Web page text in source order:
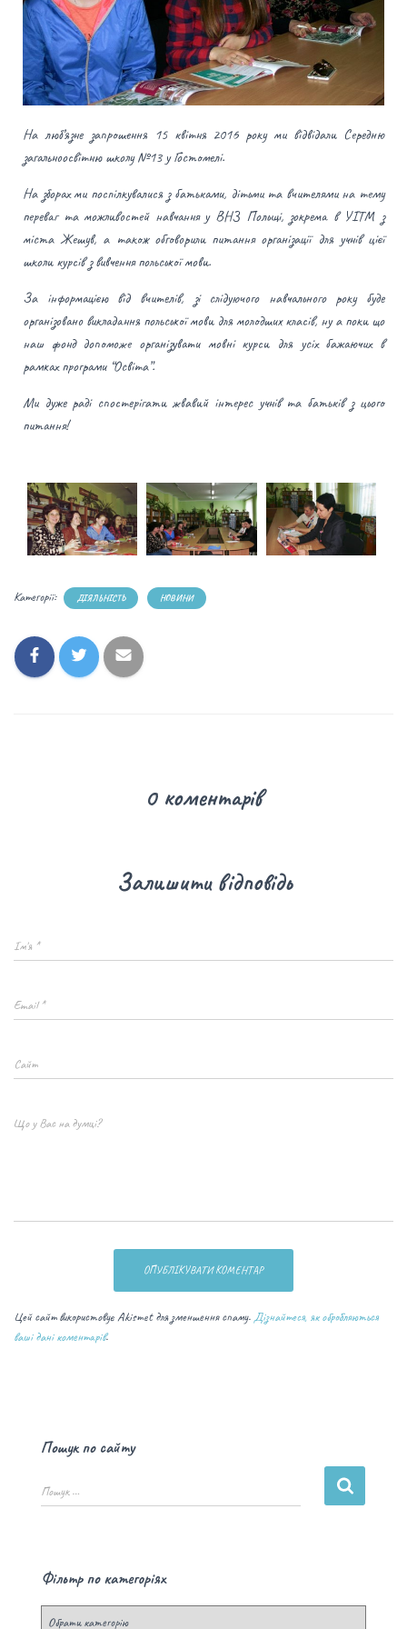
На люб’язне запрошення 15 квітня 2016 року ми відвідали Середню
загальноосвітню школу №13 у Гостомелі.
На зборах ми поспілкувалися з батьками, дітьми та вчителями на тему
переваг та можливостей навчання у ВНЗ Польщі, зокрема в УІТМ з
міста Жешув, а також обговорили питання організації для учнів цієї
школи курсів з вивчення польської мови.
За інформацією від вчителів, зі слідуючого навчального року буде
організовано викладання польської мови для молодших класів, ну а поки що
наш фонд допоможе організувати мовні курси для усіх бажаючих в
рамках програми “Освіта”.
Ми дуже раді спостерігати жвавий інтерес учнів та батьків з цього
питання!
Категорії: ДІЯЛЬНІСТЬ НОВИНИ
0 коментарів
Залишити відповідь
Ім'я *
Email*
Сайт
Що у Вас на думці?
Цей сайт використовує Akismet для зменшення спаму.Дізнайтеся, як обробляються
ваші дані коментарів.
Пошук по сайту
Пошук …
Фільтр по категоріях